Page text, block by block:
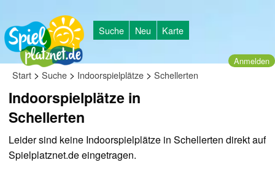
Suche Neu Karte
Anmelden
Start > Suche > Indoorspielplätze > Schellerten
Indoorspielplätze in
Schellerten
Leider sind keine Indoorspielplätze in Schellerten direkt auf
Spielplatznet.de eingetragen.